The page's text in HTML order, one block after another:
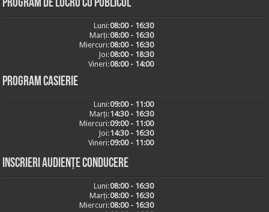
Program de lucru cu publicul
Luni:08:00 - 16:30
Marți:08:00 - 16:30
Miercuri:08:00 - 16:30
Joi:08:00 - 18:30
Vineri:08:00 - 14:00
Program casierie
Luni:09:00 - 11:00
Marți:14:30 - 16:30
Miercuri:09:00 - 11:00
Joi:14:30 - 16:30
Vineri:09:00 - 11:00
Inscrieri audiențe conducere
Luni:08:00 - 16:30
Marți:08:00 - 16:30
Miercuri:08:00 - 16:30